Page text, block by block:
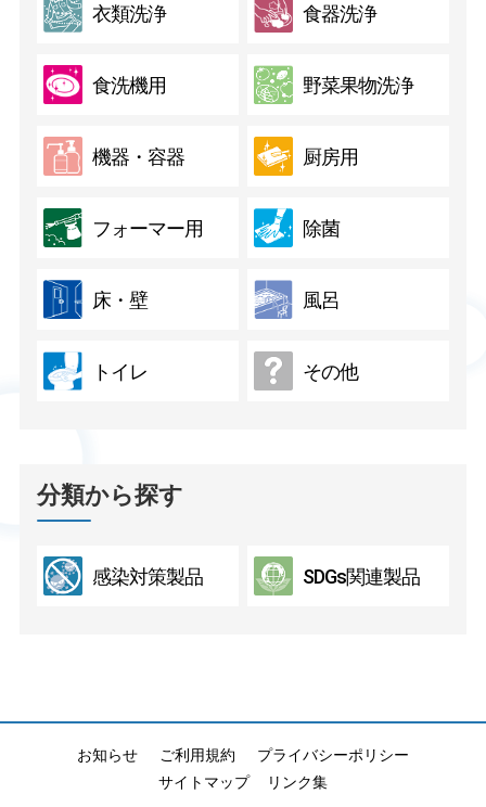
衣類洗浄 食器洗浄
食洗機用 野菜果物洗浄
機器・容器 厨房用
フォーマー用 除菌
床・壁 風呂
トイレ その他
分類から探す
感染対策製品 SDGs関連製品
お知らせ ご利用規約
プライバシーポリシー
サイトマップ
リンク集